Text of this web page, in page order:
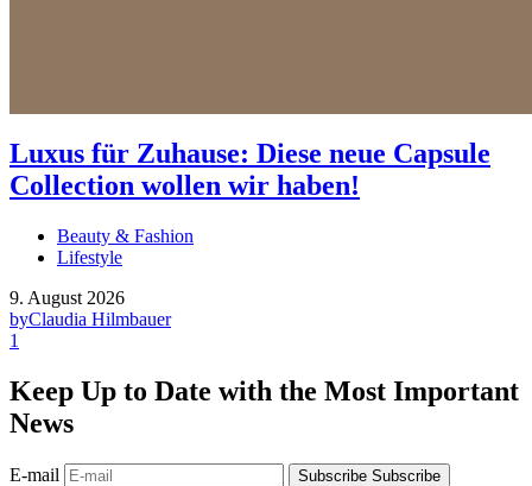
Luxus für Zuhause: Diese neue Capsule
Collection wollen wir haben!
Beauty & Fashion
Lifestyle
9. August 2026
byClaudia Hilmbauer
1
Keep Up to Date with the Most Important
News
E-mail Subscribe Subscribe